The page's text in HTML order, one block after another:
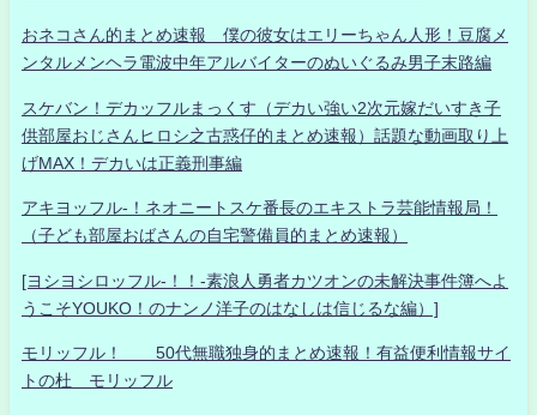
おネコさん的まとめ速報 僕の彼女はエリーちゃん人形！豆腐メ
ンタルメンヘラ電波中年アルバイターのぬいぐるみ男子末路編
スケバン！デカッフルまっくす（デカい強い2次元嫁だいすき子
供部屋おじさんヒロシ之古惑仔的まとめ速報）話題な動画取り上
げMAX！デカいは正義刑事編
アキヨッフル-！ネオニートスケ番長のエキストラ芸能情報局！
（子ども部屋おばさんの自宅警備員的まとめ速報）
[ヨシヨシロッフル-！！-素浪人勇者カツオンの未解決事件簿へよ
うこそYOUKO！のナンノ洋子のはなしは信じるな編）]
モリッフル！ 50代無職独身的まとめ速報！有益便利情報サイ
トの杜 モリッフル